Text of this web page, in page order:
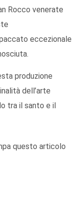
Rocco venerate
eccezionale
produzione
dell’arte
tra il santo e il
questo articolo